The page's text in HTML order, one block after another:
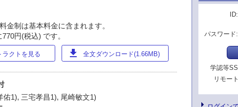
金制は基本料金に含まれます。
円(税込) です。
ラクトを見る download 全文ダウンロード(1.66MB)
1), 三宅孝昌1), 尾崎敏文1)
ID
パスワード
学認等
リモー